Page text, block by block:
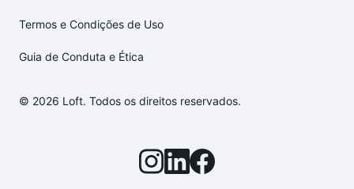
Termos e Condições de Uso
Guia de Conduta e Ética
© 2026 Loft. Todos os direitos reservados.